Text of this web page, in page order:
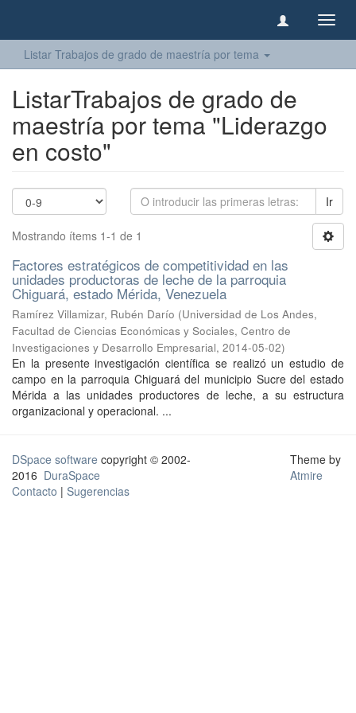
Listar Trabajos de grado de maestría por tema
ListarTrabajos de grado de
maestría por tema "Liderazgo
en costo"
Ir
Mostrando ítems 1-1 de 1
Factores estratégicos de competitividad en las
unidades productoras de leche de la parroquia
Chiguará, estado Mérida, Venezuela
Ramírez Villamizar, Rubén Darío (Universidad de Los Andes,
Facultad de Ciencias Económicas y Sociales, Centro de
Investigaciones y Desarrollo Empresarial, 2014-05-02)
En la presente investigación científica se realizó un estudio de
campo en la parroquia Chiguará del municipio Sucre del estado
Mérida a las unidades productores de leche, a su estructura
organizacional y operacional. ...
DSpace software copyright © 2002-
2016 DuraSpace
Contacto | Sugerencias
Theme by
Atmire